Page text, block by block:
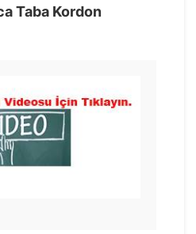
Taba Kordon